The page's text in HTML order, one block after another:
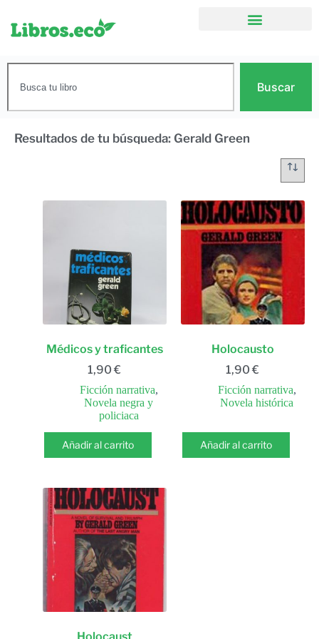
Buscar
Resultados de tu búsqueda: Gerald Green
Médicos y traficantes
1,90€
Ficción narrativa,
Novela negra y
policiaca
Añadir al carrito
Holocausto
1,90€
Ficción narrativa,
Novela histórica
Añadir al carrito
Holocaust